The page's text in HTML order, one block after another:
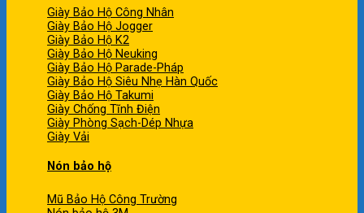
Giày Bảo Hộ Công Nhân
Giày Bảo Hộ Jogger
Giày Bảo Hộ K2
Giày Bảo Hộ Neuking
Giày Bảo Hộ Parade-Pháp
Giày Bảo Hộ Siêu Nhẹ Hàn Quốc
Giày Bảo Hộ Takumi
Giày Chống Tĩnh Điện
Giày Phòng Sạch-Dép Nhựa
Giày Vải
Nón bảo hộ
Mũ Bảo Hộ Công Trường